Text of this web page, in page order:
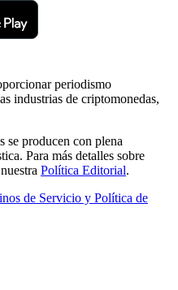
periodismo
industrias de criptomonedas,
se producen con plena
Para más detalles sobre
Política Editorial.
de Servicio y Política de